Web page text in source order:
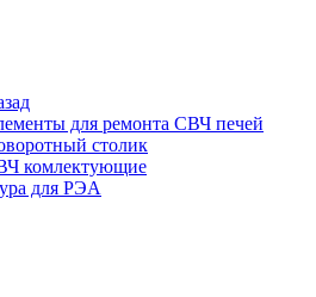
для ремонта СВЧ печей
столик
комлектующие
для РЭА